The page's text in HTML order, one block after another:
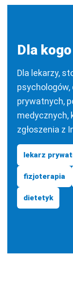
Dla
Dla lekarzy,
prywatnych,
medycznych,
zgłoszenia z
lekarz
fizjoterapia
dietetyk